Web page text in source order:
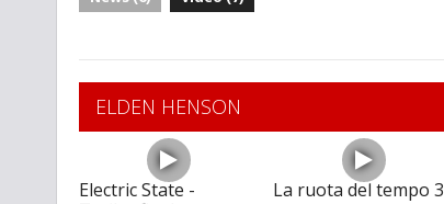
ELDEN HENSON
Electric State -
La ruota del tempo 3